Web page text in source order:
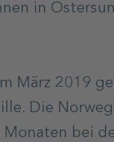
in
März 2019
Die
bei